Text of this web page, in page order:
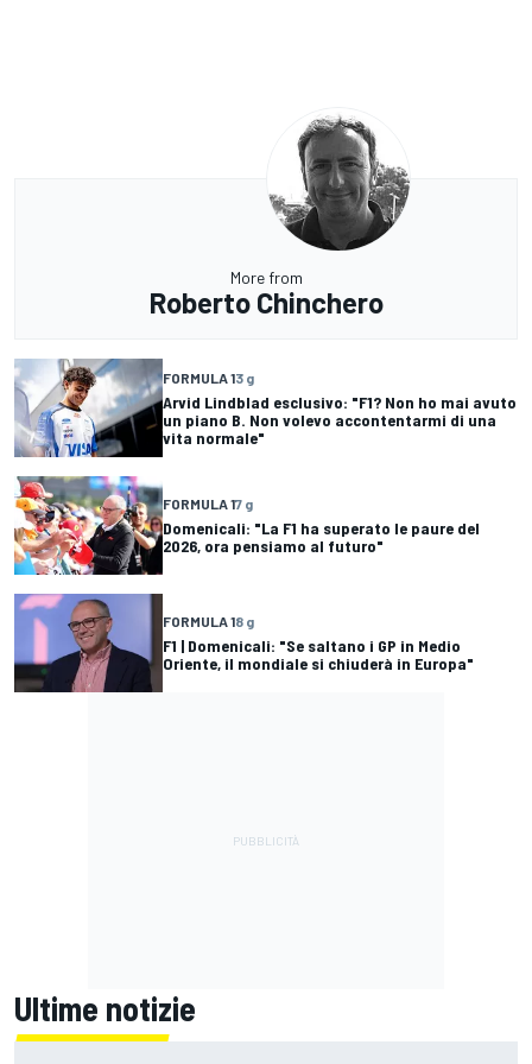
More from
Roberto Chinchero
FORMULA 13 g
Arvid Lindblad esclusivo: "F1? Non ho mai avuto
un piano B. Non volevo accontentarmi di una
vita normale"
FORMULA 17 g
Domenicali: "La F1 ha superato le paure del
2026, ora pensiamo al futuro"
FORMULA 18 g
F1 | Domenicali: "Se saltano i GP in Medio
Oriente, il mondiale si chiuderà in Europa"
Ultime notizie